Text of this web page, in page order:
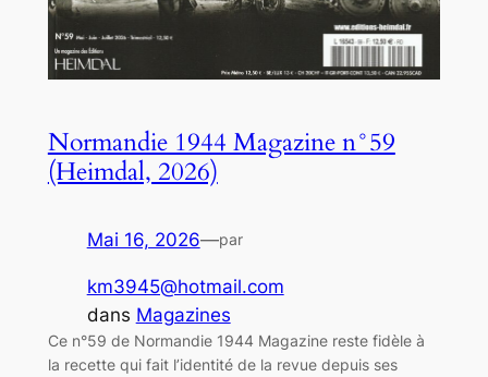
Normandie 1944 Magazine n°59
(Heimdal, 2026)
Mai 16, 2026—par
km3945@hotmail.com
dans Magazines
Ce n°59 de Normandie 1944 Magazine reste fidèle à
la recette qui fait l’identité de la revue depuis ses